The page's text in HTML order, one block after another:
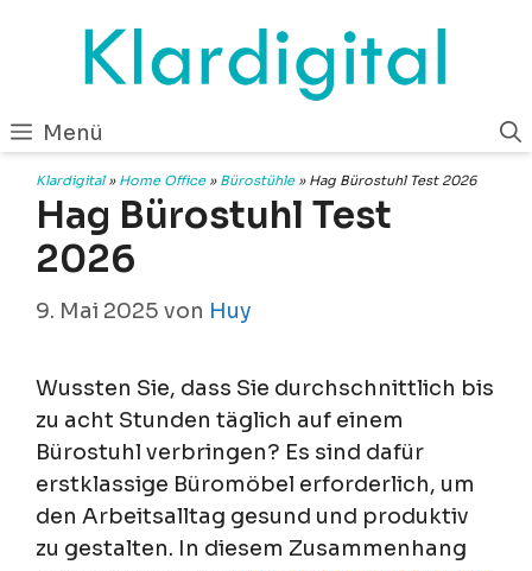
springen
Menü
Klardigital» Home Office» Bürostühle» Hag Bürostuhl Test 2026
Hag Bürostuhl Test
2026
9. Mai 2025 von Huy
Wussten Sie, dass Sie durchschnittlich bis
zu acht Stunden täglich auf einem
Bürostuhl verbringen? Es sind dafür
erstklassige Büromöbel erforderlich, um
den Arbeitsalltag gesund und produktiv
zu gestalten. In diesem Zusammenhang